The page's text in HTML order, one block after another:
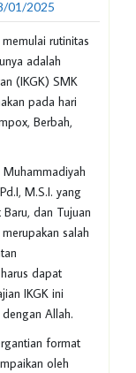
01/2025
rutinitas
adalah
(IKGK) SMK
pada hari
Berbah,
M.S.I. yang
dan Tujuan
salah
dapat
IKGK ini
Allah.
format
oleh